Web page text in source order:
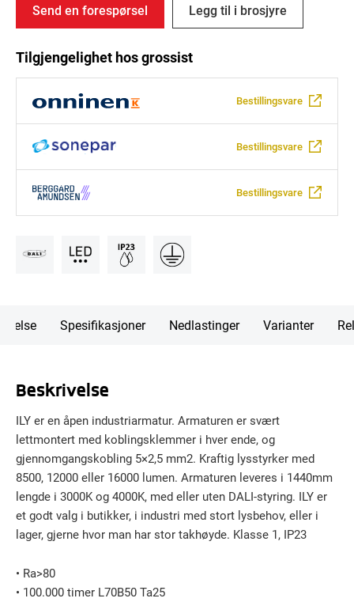
Send en forespørsel Legg til i brosjyre
Tilgjengelighet hos grossist
Bestillingsvare
Bestillingsvare
Bestillingsvare
Spesifikasjoner Nedlastinger Varianter
Beskrivelse
ILY er en åpen industriarmatur. Armaturen er svært
lettmontert med koblingsklemmer i hver ende, og
gjennomgangskobling 5×2,5 mm2. Kraftig lysstyrker med
8500, 12000 eller 16000 lumen. Armaturen leveres i 1440mm
lengde i 3000K og 4000K, med eller uten DALI-styring. ILY er
et godt valg i butikker, i industri med stort lysbehov, eller i
lager, gjerne hvor man har stor takhøyde. Klasse 1, IP23
• Ra>80
• 100.000 timer L70B50 Ta25